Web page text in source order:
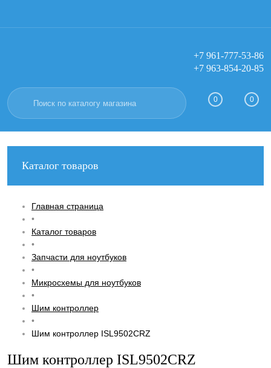
Вход Регистрация
+7 961-777-53-86
+7 963-854-20-85
0 0
Каталог товаров
Главная страница
•
Каталог товаров
•
Запчасти для ноутбуков
•
Микросхемы для ноутбуков
•
Шим контроллер
•
Шим контроллер ISL9502CRZ
Шим контроллер ISL9502CRZ